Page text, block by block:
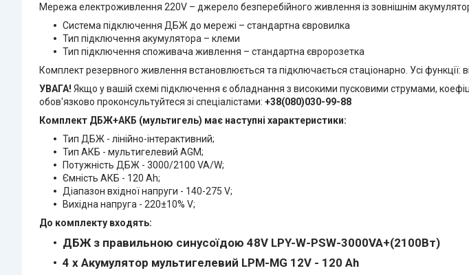
Мережа електроживлення 220V – джерело безперебійного живлення із зовнішнім
Система підключення ДБЖ до мережі – стандартна євровилка
Тип підключення акумулятора – клеми
Тип підключення споживача живлення – стандартна євророзетка
Комплект резервного живлення встановлюється та підключається стаціонарно. Усі функції:
УВАГА! Якщо у вашій схемі підключення є обладнання з високими пусковими струмами,
обов'язково проконсультуйтеся зі спеціалістами: +38(080)030-99-88
Комплект ДБЖ+АКБ (мультигель) має наступні характеристики:
Тип ДБЖ - лінійно-інтерактивний;
Тип АКБ - мультигелевий AGM;
Потужність ДБЖ - 3000/2100 VA/W;
Ємність АКБ - 120 Ah;
Діапазон вхідної напруги - 140-275 V;
Вихідна напруга - 220±10% V;
До комплекту входять:
ДБЖ з правильною синусоїдою 48V LPY-W-PSW-3000VA+(2100Вт)
4 х Акумулятор мультигелевий LPM-MG 12V - 120 Ah